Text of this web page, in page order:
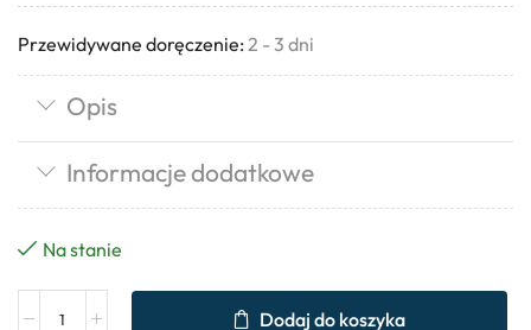
Przewidywane doręczenie: 2 - 3 dni
Opis
Informacje dodatkowe
Na stanie
Dodaj do koszyka